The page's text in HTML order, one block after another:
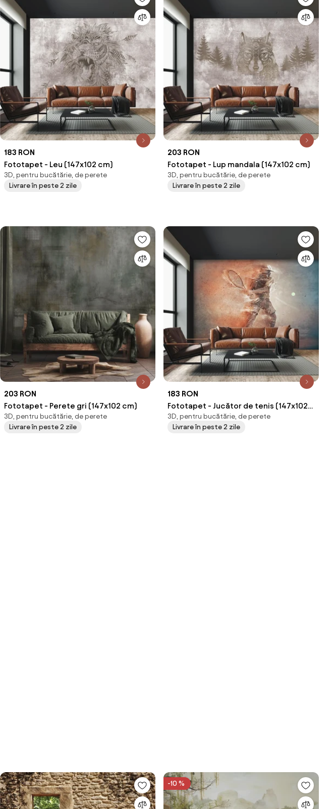
183 RON
Fototapet - Leu (147x102 cm)
3D, pentru bucătărie, de perete
Livrare în peste 2 zile
203 RON
Fototapet - Lup mandala (147x102 cm)
3D, pentru bucătărie, de perete
Livrare în peste 2 zile
203 RON
Fototapet - Perete gri (147x102 cm)
3D, pentru bucătărie, de perete
Livrare în peste 2 zile
183 RON
Fototapet - Jucător de tenis (147x102
cm)
3D, pentru bucătărie, de perete
Livrare în peste 2 zile
-10 %